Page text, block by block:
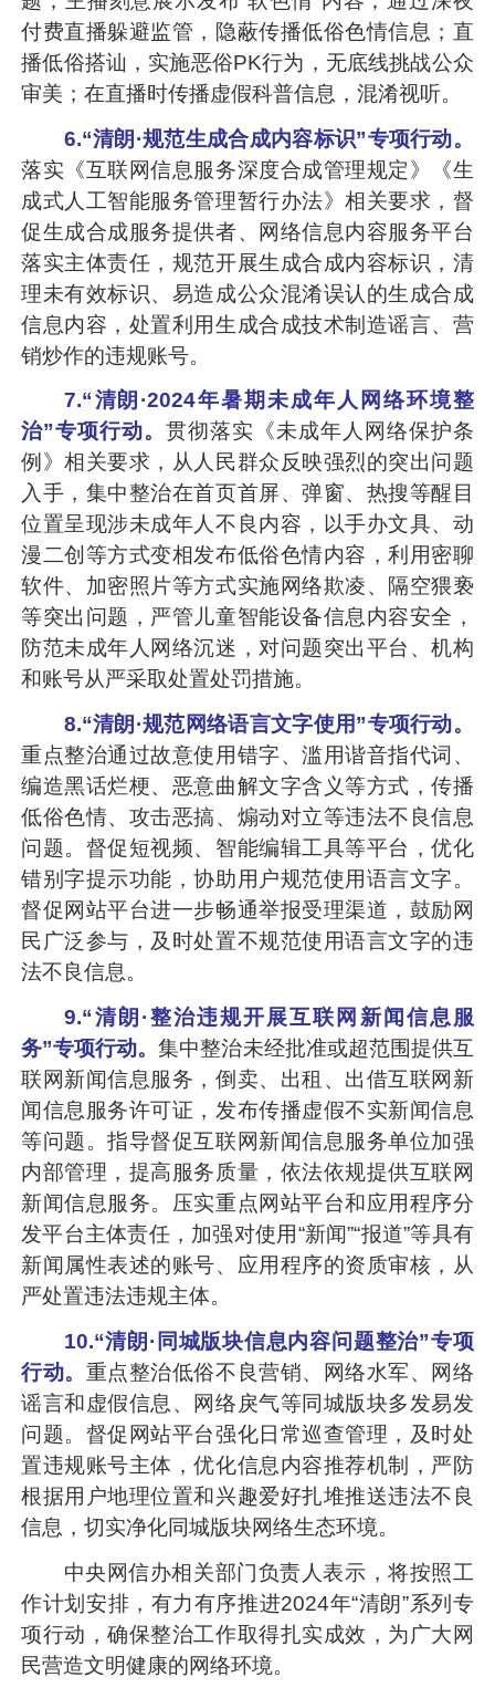
付费直播躲避监管，隐蔽传播低俗色情信息；直
播低俗搭讪，实施恶俗PK行为，无底线挑战公众
审美；在直播时传播虚假科普信息，混淆视听。
6.“清朗·规范生成合成内容标识”专项行动。
落实《互联网信息服务深度合成管理规定》《生
成式人工智能服务管理暂行办法》相关要求，督
促生成合成服务提供者、网络信息内容服务平台
落实主体责任，规范开展生成合成内容标识，清
理未有效标识、易造成公众混淆误认的生成合成
信息内容，处置利用生成合成技术制造谣言、营
销炒作的违规账号。
7.“清朗·2024年暑期未成年人网络环境整
治”专项行动。贯彻落实《未成年人网络保护条
例》相关要求，从人民群众反映强烈的突出问题
入手，集中整治在首页首屏、弹窗、热搜等醒目
位置呈现涉未成年人不良内容，以手办文具、动
漫二创等方式变相发布低俗色情内容，利用密聊
软件、加密照片等方式实施网络欺凌、隔空猥亵
等突出问题，严管儿童智能设备信息内容安全，
防范未成年人网络沉迷，对问题突出平台、机构
和账号从严采取处置处罚措施。
8.“清朗·规范网络语言文字使用”专项行动。
重点整治通过故意使用错字、滥用谐音指代词、
编造黑话烂梗、恶意曲解文字含义等方式，传播
低俗色情、攻击恶搞、煽动对立等违法不良信息
问题。督促短视频、智能编辑工具等平台，优化
错别字提示功能，协助用户规范使用语言文字。
督促网站平台进一步畅通举报受理渠道，鼓励网
民广泛参与，及时处置不规范使用语言文字的违
法不良信息。
9.“清朗·整治违规开展互联网新闻信息服
务”专项行动。集中整治未经批准或超范围提供互
联网新闻信息服务，倒卖、出租、出借互联网新
闻信息服务许可证，发布传播虚假不实新闻信息
等问题。指导督促互联网新闻信息服务单位加强
内部管理，提高服务质量，依法依规提供互联网
新闻信息服务。压实重点网站平台和应用程序分
发平台主体责任，加强对使用“新闻”“报道”等具有
新闻属性表述的账号、应用程序的资质审核，从
严处置违法违规主体。
10.“清朗·同城版块信息内容问题整治”专项
行动。 重点整治低俗不良营销、网络水军、网络
谣言和虚假信息、网络戾气等同城版块多发易发
问题。督促网站平台强化日常巡查管理，及时处
置违规账号主体，优化信息内容推荐机制，严防
根据用户地理位置和兴趣爱好扎堆推送违法不良
信息，切实净化同城版块网络生态环境。
中央网信办相关部门负责人表示，将按照工
作计划安排，有力有序推进2024年“清朗”系列专
项行动，确保整治工作取得扎实成效，为广大网
民营造文明健康的网络环境。